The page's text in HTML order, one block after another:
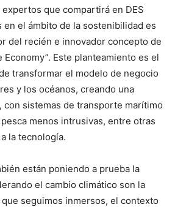
que compartirá en DES
en el ámbito de la sostenibilidad es
del recién e innovador concepto de
Economy”. Este planteamiento es el
transformar el modelo de negocio
y los océanos, creando una
con sistemas de transporte marítimo
menos intrusivas, entre otras
la tecnología.
están poniendo a prueba la
el cambio climático son la
seguimos inmersos, el contexto